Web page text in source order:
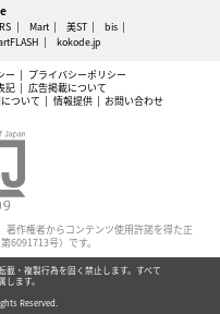
Mart 美ST
bis
kokode.jp
ー
プライバシーポリシー
記
広告掲載について
ついて 情報提供 お問い合わせ
作権者からコンテンツ使用許諾を得た正
6091713号）です。
載・複製行為を固く禁止します。すべて
ます。
Reserved.